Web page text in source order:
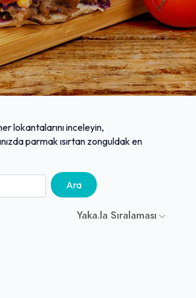
lokantalarını inceleyin,
parmak ısırtan zonguldak en
Ara
Yaka.la Sıralaması